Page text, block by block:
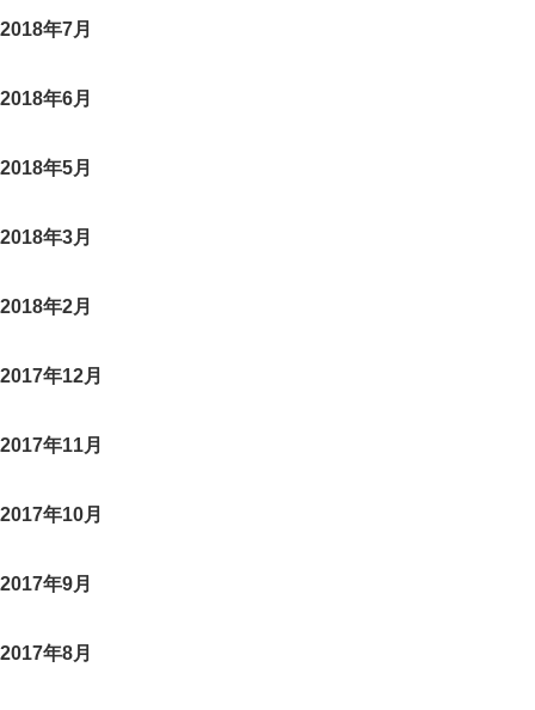
2018年7月
2018年6月
2018年5月
2018年3月
2018年2月
2017年12月
2017年11月
2017年10月
2017年9月
2017年8月